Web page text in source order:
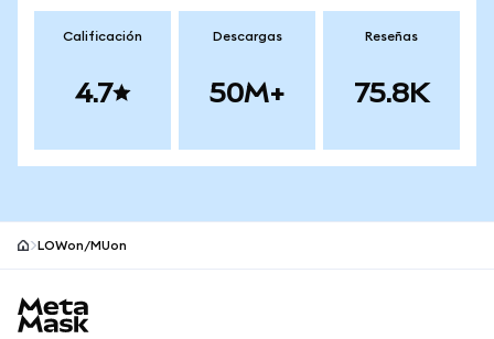
Calificación
4.7
Descargas
50M+
Reseñas
75.8K
LOWon/MUon